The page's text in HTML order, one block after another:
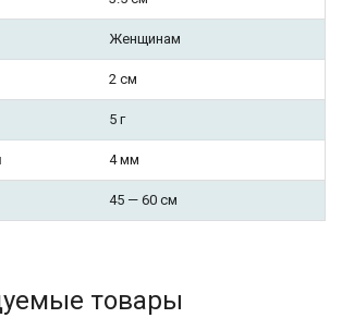
Женщинам
2 см
5 г
4 мм
45 — 60 см
товары